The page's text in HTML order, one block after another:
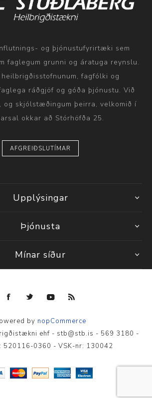
og þjónustufyrirtæki sem
faglegum grunni og áratuga reynslu.
fagfólki og
ráðgjöf og góða þjónustu. Við
og skjólstæðingum þeirra, velkomið í
okkar að Stórhöfða 25.
AFGREIÐSLUTÍMAR
Upplýsingar
Þjónusta
Mínar síður
by nopCommerce
ehf - stb@stb.is - 569 3180 -
520116-0360 - VSK-nr: 130042